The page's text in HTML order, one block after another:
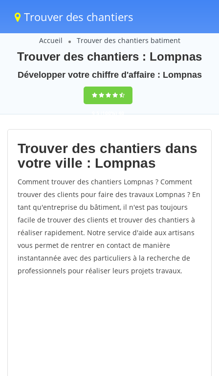
Trouver des chantiers
Accueil Trouver des chantiers batiment
Trouver des chantiers : Lompnas
Développer votre chiffre d'affaire : Lompnas
9,5(100%)40
votes
Trouver des chantiers dans
votre ville : Lompnas
Comment trouver des chantiers Lompnas ? Comment
trouver des clients pour faire des travaux Lompnas ? En
tant qu'entreprise du bâtiment, il n'est pas toujours
facile de trouver des clients et trouver des chantiers à
réaliser rapidement. Notre service d'aide aux artisans
vous permet de rentrer en contact de manière
instantannée avec des particuliers à la recherche de
professionnels pour réaliser leurs projets travaux.